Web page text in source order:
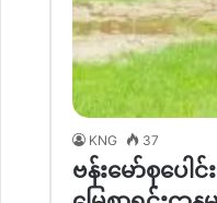
KNG 37
ဗန်းမော်စုပေါ